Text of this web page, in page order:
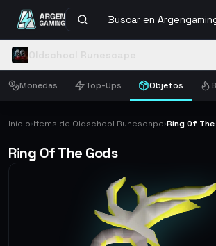
Buscar en
Monedas Top-Ups Objetos
Inicio›Items de Oldschool Runescape›Ring Of
Ring Of The Gods